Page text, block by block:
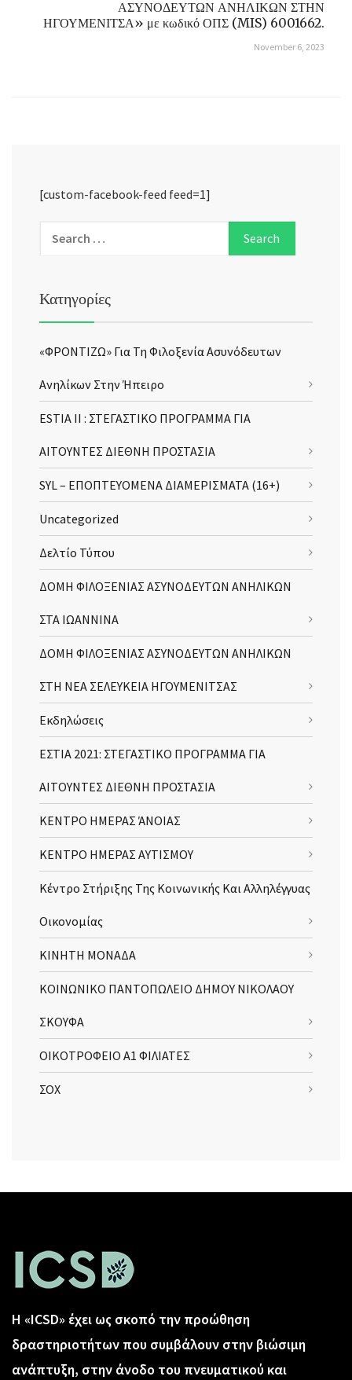
ΑΣΥΝΟΔΕΥΤΩΝ ΑΝΗΛΙΚΩΝ ΣΤΗΝ
ΗΓΟΥΜΕΝΙΤΣΑ» με κωδικό ΟΠΣ (MIS) 6001662.
November 6, 2023
[custom-facebook-feed feed=1]
Κατηγορίες
«ΦΡΟΝΤΙΖΩ» Για Τη Φιλοξενία Ασυνόδευτων
Ανηλίκων Στην Ήπειρο
ESTIA II : ΣΤΕΓΑΣΤΙΚΟ ΠΡΟΓΡΑΜΜΑ ΓΙΑ
ΑΙΤΟΥΝΤΕΣ ΔΙΕΘΝΗ ΠΡΟΣΤΑΣΙΑ
SYL – ΕΠΟΠΤΕΥΟΜΕΝΑ ΔΙΑΜΕΡΙΣΜΑΤΑ (16+)
Uncategorized
Δελτίο Τύπου
ΔΟΜΗ ΦΙΛΟΞΕΝΙΑΣ ΑΣΥΝΟΔΕΥΤΩΝ ΑΝΗΛΙΚΩΝ
ΣΤΑ ΙΩΑΝΝΙΝΑ
ΔΟΜΗ ΦΙΛΟΞΕΝΙΑΣ ΑΣΥΝΟΔΕΥΤΩΝ ΑΝΗΛΙΚΩΝ
ΣΤΗ ΝΕΑ ΣΕΛΕΥΚΕΙΑ ΗΓΟΥΜΕΝΙΤΣΑΣ
Εκδηλώσεις
ΕΣΤΙΑ 2021: ΣΤΕΓΑΣΤΙΚΟ ΠΡΟΓΡΑΜΜΑ ΓΙΑ
ΑΙΤΟΥΝΤΕΣ ΔΙΕΘΝΗ ΠΡΟΣΤΑΣΙΑ
ΚΕΝΤΡΟ ΗΜΕΡΑΣ ΆΝΟΙΑΣ
ΚΕΝΤΡΟ ΗΜΕΡΑΣ ΑΥΤΙΣΜΟΥ
Κέντρο Στήριξης Της Κοινωνικής Και Αλληλέγγυας
Οικονομίας
ΚΙΝΗΤΗ ΜΟΝΑΔΑ
ΚΟΙΝΩΝΙΚΟ ΠΑΝΤΟΠΩΛΕΙΟ ΔΗΜΟΥ ΝΙΚΟΛΑΟΥ
ΣΚΟΥΦΑ
ΟΙΚΟΤΡΟΦΕΙΟ Α1 ΦΙΛΙΑΤΕΣ
ΣΟΧ
Η «ICSD» έχει ως σκοπό την προώθηση
δραστηριοτήτων που συμβάλουν στην βιώσιμη
ανάπτυξη, στην άνοδο του πνευματικού και